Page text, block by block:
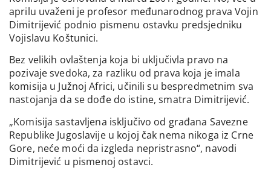
aprilu uvaženi je profesor međunarodnog prava Vojin
Dimitrijević podnio pismenu ostavku predsjedniku
Vojislavu Koštunici.
Bez velikih ovlaštenja koja bi uključivla pravo na
pozivaje svedoka, za razliku od prava koja je imala
komisija u Južnoj Africi, učinili su bespredmetnim sva
nastojanja da se dođe do istine, smatra Dimitrijević.
„Komisija sastavljena isključivo od građana Savezne
Republike Jugoslavije u kojoj čak nema nikoga iz Crne
Gore, neće moći da izgleda nepristrasno“, navodi
Dimitrijević u pismenoj ostavci.